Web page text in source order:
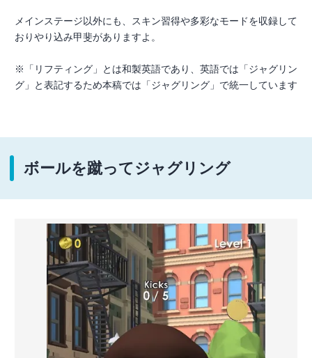
メインステージ以外にも、スキン習得や多彩なモードを収録して
おりやり込み甲斐がありますよ。
※「リフティング」とは和製英語であり、英語では「ジャグリン
グ」と表記するため本稿では「ジャグリング」で統一しています
ボールを蹴ってジャグリング